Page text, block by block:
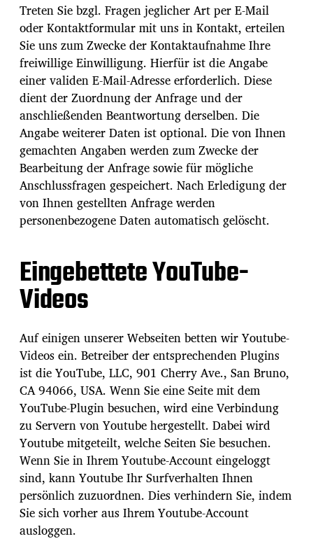
Treten Sie bzgl. Fragen jeglicher Art per E-Mail
oder Kontaktformular mit uns in Kontakt, erteilen
Sie uns zum Zwecke der Kontaktaufnahme Ihre
freiwillige Einwilligung. Hierfür ist die Angabe
einer validen E-Mail-Adresse erforderlich. Diese
dient der Zuordnung der Anfrage und der
anschließenden Beantwortung derselben. Die
Angabe weiterer Daten ist optional. Die von Ihnen
gemachten Angaben werden zum Zwecke der
Bearbeitung der Anfrage sowie für mögliche
Anschlussfragen gespeichert. Nach Erledigung der
von Ihnen gestellten Anfrage werden
personenbezogene Daten automatisch gelöscht.
Eingebettete YouTube-
Videos
Auf einigen unserer Webseiten betten wir Youtube-
Videos ein. Betreiber der entsprechenden Plugins
ist die YouTube, LLC, 901 Cherry Ave., San Bruno,
CA 94066, USA. Wenn Sie eine Seite mit dem
YouTube-Plugin besuchen, wird eine Verbindung
zu Servern von Youtube hergestellt. Dabei wird
Youtube mitgeteilt, welche Seiten Sie besuchen.
Wenn Sie in Ihrem Youtube-Account eingeloggt
sind, kann Youtube Ihr Surfverhalten Ihnen
persönlich zuzuordnen. Dies verhindern Sie, indem
Sie sich vorher aus Ihrem Youtube-Account
ausloggen.